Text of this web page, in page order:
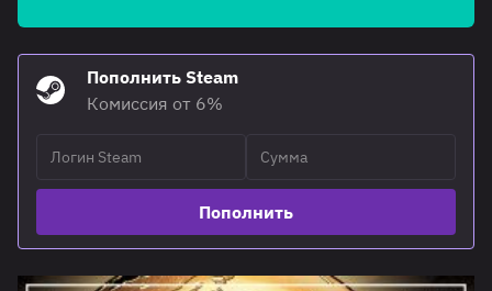
Пополнить Steam
Комиссия от 6%
Пополнить